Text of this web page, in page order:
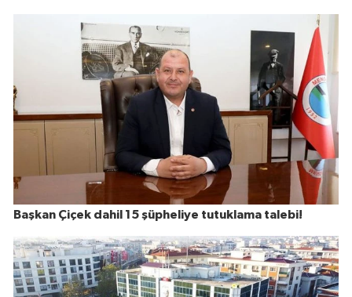
Başkan Çiçek dahil 15 şüpheliye tutuklama talebi!